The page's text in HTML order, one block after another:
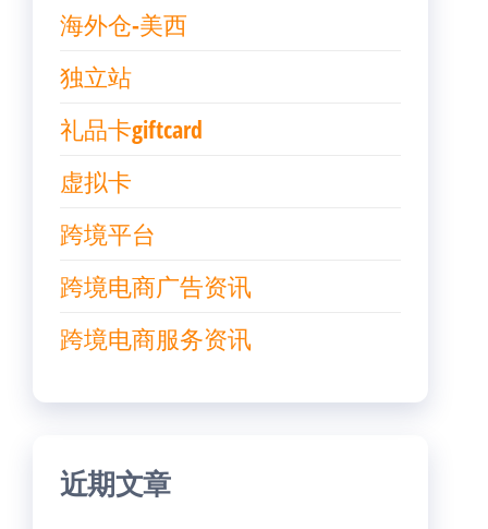
海外仓-美西
独立站
礼品卡giftcard
虚拟卡
跨境平台
跨境电商广告资讯
跨境电商服务资讯
近期文章